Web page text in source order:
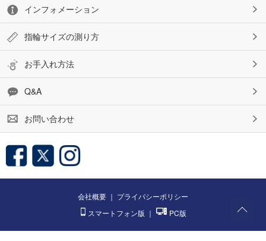
インフォメーション
指輪サイズの測り方
お手入れ方法
Q&A
お問い合わせ
会社概要 ｜ プライバシーポリシー
スマートフォン版 ｜ PC版